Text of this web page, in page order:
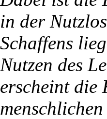
in der
Schaffens
Nutzen des
erscheint die